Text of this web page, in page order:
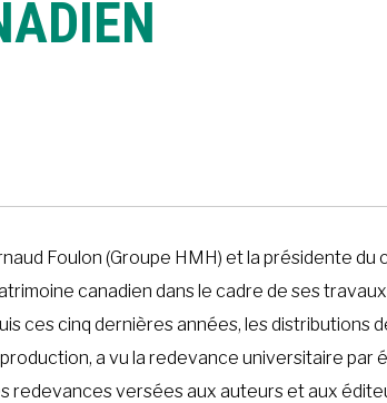
Foulon (Groupe HMH) et la présidente
canadien dans le cadre de ses
ces cinq dernières années, les
a vu la redevance universitaire
redevances versées aux auteurs et aux